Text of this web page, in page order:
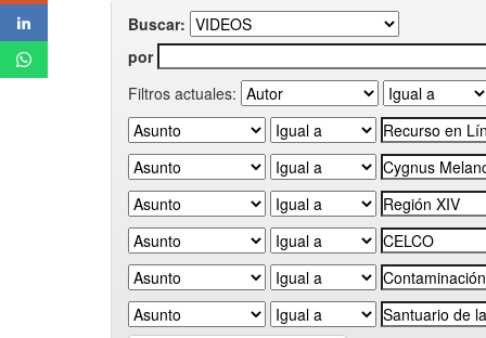
Buscar:
por
Filtros actuales: